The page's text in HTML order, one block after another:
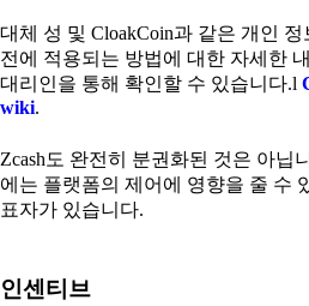
대체 성 및 CloakCoin과 같은 개인 정
전에 적용되는 방법에 대한 자세한
대리인을 통해 확인할 수 있습니다.l
wiki.
Zcash도 완전히 분권화된 것은 아닙
에는 플랫폼의 제어에 영향을 줄 수
표자가 있습니다.
인센티브